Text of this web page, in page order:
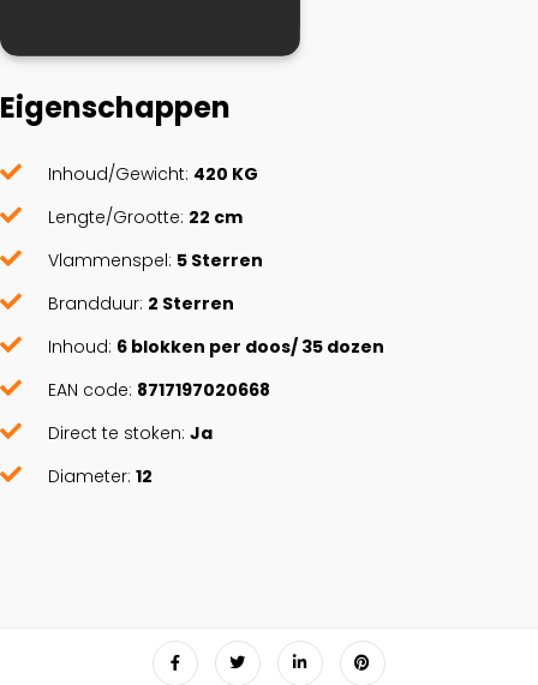
Eigenschappen
Inhoud/Gewicht: 420 KG
Lengte/Grootte: 22 cm
Vlammenspel: 5 Sterren
Brandduur: 2 Sterren
Inhoud: 6 blokken per doos/ 35 dozen
EAN code: 8717197020668
Direct te stoken: Ja
Diameter: 12